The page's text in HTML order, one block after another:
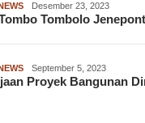
Desember 23, 2023
Tombolo
September 5, 2023
Proyek Bangunan